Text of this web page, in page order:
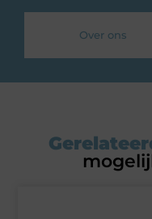
Over ons